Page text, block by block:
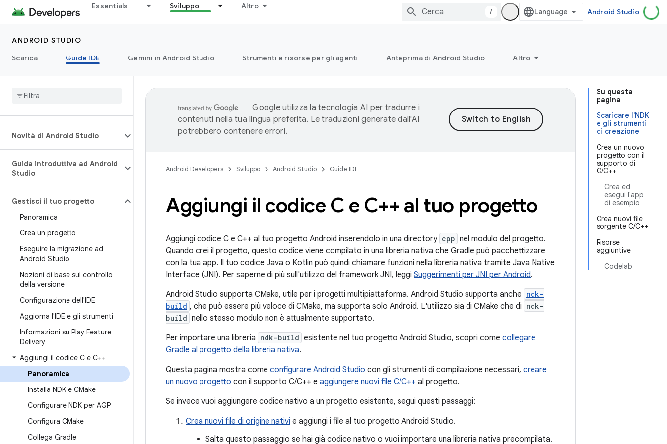
Essentials Sviluppo Altro
/ Android Studio
ANDROID STUDIO
Scarica
Guide IDE Gemini in Android Studio Strumenti e risorse per gli agenti Anteprima di Android Studio Altro
Novità di Android Studio
Guida introduttiva ad Android
Studio
Gestisci il tuo progetto
Panoramica
Crea un progetto
Eseguire la migrazione ad
Android Studio
Nozioni di base sul controllo
della versione
Configurazione dell'IDE
Aggiorna l'IDE e gli strumenti
Informazioni su Play Feature
Delivery
Aggiungi il codice C e C++
Panoramica
Installa NDK e CMake
Configurare NDK per AGP
Configura CMake
Collega Gradle
Su questa
pagina
Scaricare l'NDK
e gli strumenti
di creazione
Crea un nuovo
progetto con il
supporto di
C/C++
Crea ed
esegui l'app
di esempio
Crea nuovi file
sorgente C/C++
Risorse
aggiuntive
Codelab
Google utilizza la tecnologia AI per tradurre i
contenuti nella tua lingua preferita. Le traduzioni generate dall'AI
potrebbero contenere errori.
Android Developers Sviluppo Android Studio Guide IDE
Aggiungi il codice C e C++ al tuo progetto
Aggiungi codice C e C++ al tuo progetto Android inserendolo in una directory cpp nel modulo del progetto.
Quando crei il progetto, questo codice viene compilato in una libreria nativa che Gradle può pacchettizzare
con la tua app. Il tuo codice Java o Kotlin può quindi chiamare funzioni nella libreria nativa tramite Java Native
Interface (JNI). Per saperne di più sull'utilizzo del framework JNI, leggi Suggerimenti per JNI per Android.
Android Studio supporta CMake, utile per i progetti multipiattaforma. Android Studio supporta anche ndk-
build , che può essere più veloce di CMake, ma supporta solo Android. L'utilizzo sia di CMake che di ndk-
build nello stesso modulo non è attualmente supportato.
Per importare una libreria ndk-build esistente nel tuo progetto Android Studio, scopri come collegare
Gradle al progetto della libreria nativa.
Questa pagina mostra come configurare Android Studio con gli strumenti di compilazione necessari, creare
un nuovo progetto con il supporto C/C++ e aggiungere nuovi file C/C++ al progetto.
Se invece vuoi aggiungere codice nativo a un progetto esistente, segui questi passaggi:
Crea nuovi file di origine nativi e aggiungi i file al tuo progetto Android Studio.
Salta questo passaggio se hai già codice nativo o vuoi importare una libreria nativa precompilata.